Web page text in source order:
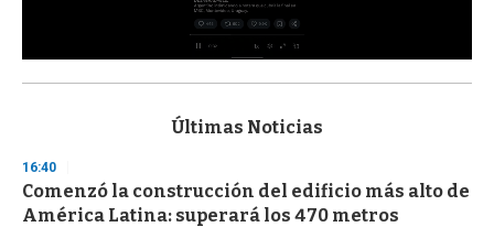
s
d
s
o
f
Últimas Noticias
16:40
Comenzó la construcción del edificio más alto de
América Latina: superará los 470 metros